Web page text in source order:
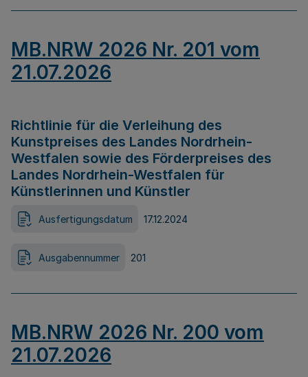
MB.NRW 2026 Nr. 201 vom
21.07.2026
Richtlinie für die Verleihung des
Kunstpreises des Landes Nordrhein-
Westfalen sowie des Förderpreises des
Landes Nordrhein-Westfalen für
Künstlerinnen und Künstler
Ausfertigungsdatum 17.12.2024
Ausgabennummer 201
MB.NRW 2026 Nr. 200 vom
21.07.2026